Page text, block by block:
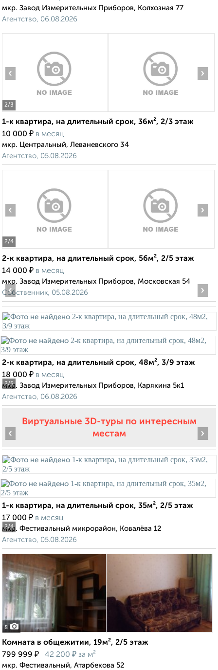
мкр. Завод Измерительных Приборов, Колхозная 77
Агентство, 06.08.2026
2/3
‹ ›
1-к квартира, на длительный срок, 36м², 2/3 этаж
10 000 ₽ в месяц
мкр. Центральный, Леваневского 34
Агентство, 05.08.2026
2/4
‹ ›
2-к квартира, на длительный срок, 56м², 2/5 этаж
14 000 ₽ в месяц
мкр. Завод Измерительных Приборов, Московская 54
Собственник, 05.08.2026
2/5
‹ ›
2-к квартира, на длительный срок, 48м², 3/9 этаж
18 000 ₽ в месяц
мкр. Завод Измерительных Приборов, Карякина 5к1
Агентство, 06.08.2026
Виртуальные 3D-туры по интересным
местам
2/4
‹ ›
1-к квартира, на длительный срок, 35м², 2/5 этаж
17 000 ₽ в месяц
мкр. Фестивальный микрорайон, Ковалёва 12
Агентство, 05.08.2026
8
Комната в общежитии, 19м², 2/5 этаж
799 999 ₽ 42 200 ₽ за м²
мкр. Фестивальный, Атарбекова 52